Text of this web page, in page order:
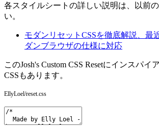
各スタイルシートの詳しい説明は、以前
い。
モダンリセットCSSを徹底解説、最
ダンブラウザの仕様に対応
このJosh's Custom CSS Resetにインスパイ
CSSもあります。
EllyLoel/reset.css